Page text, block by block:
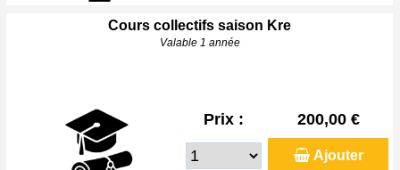
Cours collectifs saison Kre
Valable 1 année
Prix : 200,00 €
Ajouter